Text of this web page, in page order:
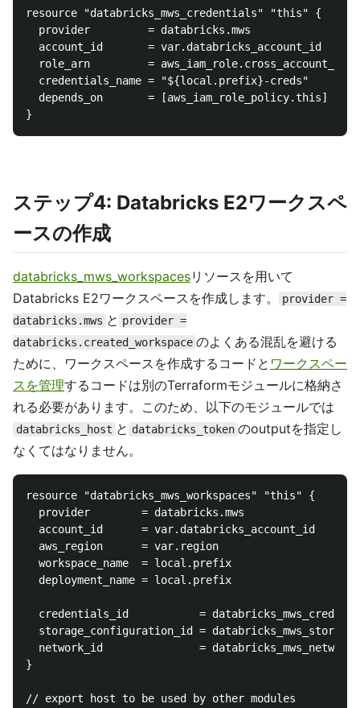
resource "databricks_mws_credentials" "this" {
  provider         = databricks.mws
  account_id       = var.databricks_account_id
role_arn         =
  credentials_name = "${local.prefix}-creds"
  depends_on       = [aws_iam_role_policy.this]
ステップ4: Databricks E2ワークスペ
ースの作成
databricks_mws_workspacesリソースを用いて
Databricks E2ワークスペースを作成します。
provider =
databricks.mws と provider =
databricks.created_workspace のよくある混乱を避ける
ために、ワークスペースを作成するコードと ワークスペー
スを管理するコードは別のTerraformモジュールに格納さ
れる必要があります。このため、以下のモジュールでは
databricks_host と databricks_token のoutputを指定し
なくてはなりません。
resource "databricks_mws_workspaces" "this" {
  provider        = databricks.mws
  account_id      = var.databricks_account_id
  aws_region      = var.region
  workspace_name  = local.prefix
  deployment_name = local.prefix
credentials_id           =
storage_configuration_id =
network_id               =
}
// export host to be used by other modules